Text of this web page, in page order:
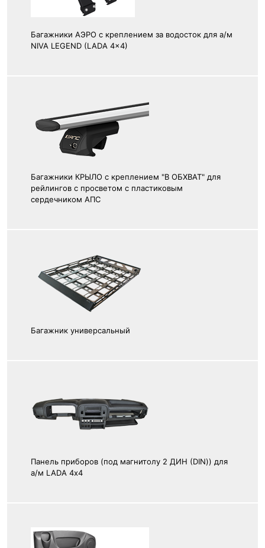
Багажники АЭРО с креплением за водосток для а/м
NIVA LEGEND (LADA 4x4)
Багажники КРЫЛО с креплением "В ОБХВАТ" для
рейлингов с просветом с пластиковым
сердечником АПС
Багажник универсальный
Панель приборов (под магнитолу 2 ДИН (DIN)) для
а/м LADA 4х4